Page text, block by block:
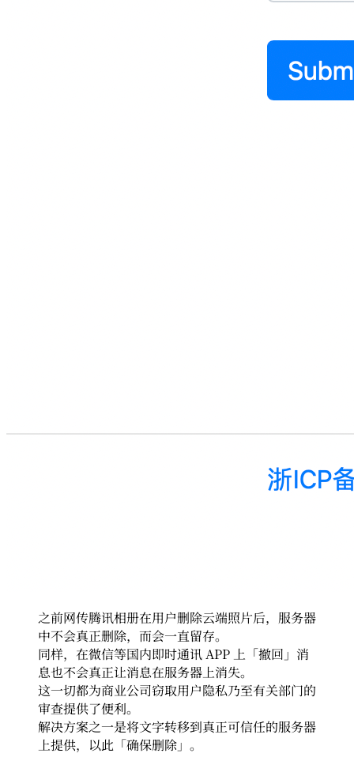
之前网传腾讯相册在用户删除云端照片后，服务器
中不会真正删除，而会一直留存。
同样，在微信等国内即时通讯 APP 上「撤回」消
息也不会真正让消息在服务器上消失。
这一切都为商业公司窃取用户隐私乃至有关部门的
审查提供了便利。
解决方案之一是将文字转移到真正可信任的服务器
上提供，以此「确保删除」。